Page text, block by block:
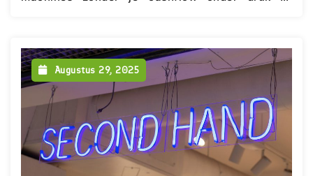
Augustus 29, 2025